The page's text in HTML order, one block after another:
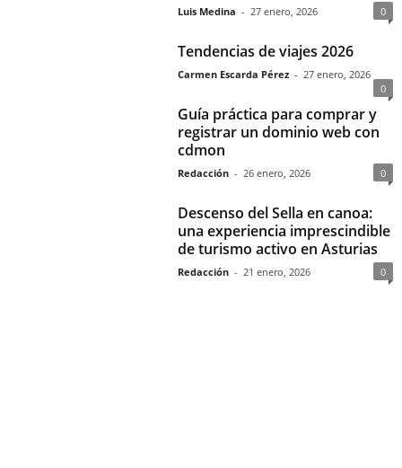
Luis Medina - 27 enero, 2026 0
Tendencias de viajes 2026
Carmen Escarda Pérez - 27 enero, 2026
0
Guía práctica para comprar y
registrar un dominio web con
cdmon
Redacción - 26 enero, 2026 0
Descenso del Sella en canoa:
una experiencia imprescindible
de turismo activo en Asturias
Redacción - 21 enero, 2026 0